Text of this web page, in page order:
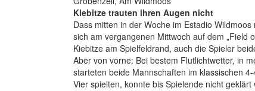
Kiebitze trauten ihren Augen nicht
Dass mitten in der Woche im Estadio
sich am vergangenen Mittwoch auf dem „Field
Kiebitze am Spielfeldrand, auch die Spieler
Aber von vorne: Bei bestem Flutlichtwetter, in
starteten beide Mannschaften im klassischen
Vier spielten, konnte bis Spielende nicht